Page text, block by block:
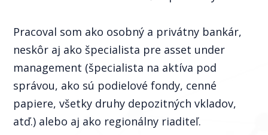
Pracoval som ako osobný a privátny bankár,
neskôr aj ako špecialista pre asset under
management (špecialista na aktíva pod
správou, ako sú podielové fondy, cenné
papiere, všetky druhy depozitných vkladov,
atď.) alebo aj ako regionálny riaditeľ.